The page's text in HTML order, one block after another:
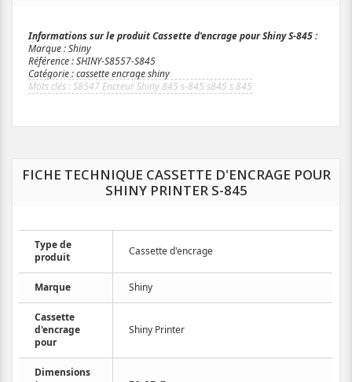
Informations sur le produit Cassette d'encrage pour Shiny S-845 :
Marque : Shiny
Référence : SHINY-S8557-S845
Catégorie : cassette encrage shiny
S8547 Encreur Shiny 845 s-845 s845 s 845
FICHE TECHNIQUE CASSETTE D'ENCRAGE POUR
SHINY PRINTER S-845
Type de
produit
Cassette d'encrage
Marque Shiny
Cassette
d'encrage
pour
Shiny Printer
Dimensions